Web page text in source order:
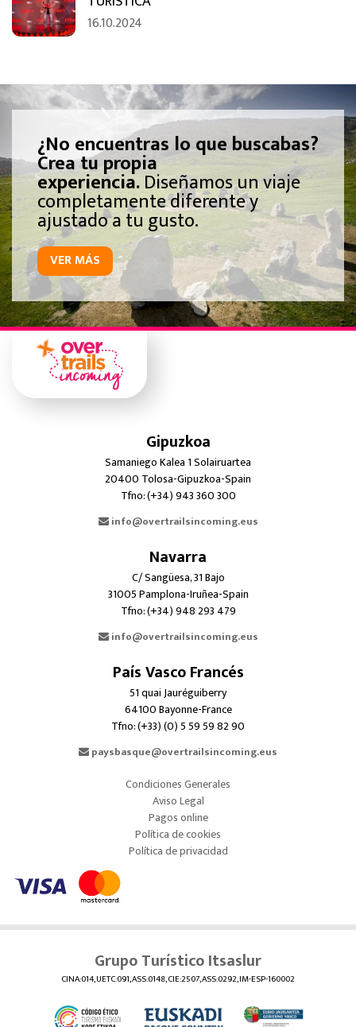
16.10.2024
¿No encuentras lo que buscabas?
Crea tu propia
experiencia.Diseñamos un viaje
completamente diferente y
ajustado a tu gusto.
VER MÁS
Gipuzkoa
Samaniego Kalea 1 Solairuartea
20400 Tolosa-Gipuzkoa-Spain
Tfno: (+34) 943 360 300
info@overtrailsincoming.eus
Navarra
C/ Sangüesa, 31 Bajo
31005 Pamplona-Iruñea-Spain
Tfno: (+34) 948 293 479
info@overtrailsincoming.eus
País Vasco Francés
51 quai Jauréguiberry
64100 Bayonne-France
Tfno: (+33) (0) 5 59 59 82 90
paysbasque@overtrailsincoming.eus
Condiciones Generales
Aviso Legal
Pagos online
Política de cookies
Política de privacidad
Grupo Turístico Itsaslur
CINA:014, UETC:091, ASS:0148, CIE:2507, ASS:0292, IM-ESP-160002